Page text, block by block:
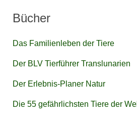
Bücher
Das Familienleben der Tiere
Der BLV Tierführer Translunarien
Der Erlebnis-Planer Natur
Die 55 gefährlichsten Tiere der